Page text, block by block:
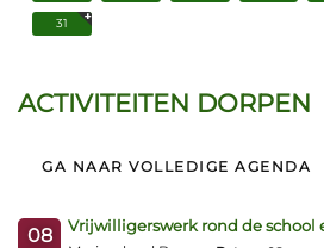
31
ACTIVITEITEN DORPEN
GA NAAR VOLLEDIGE AGENDA
08 Vrijwilligerswerk rond de school